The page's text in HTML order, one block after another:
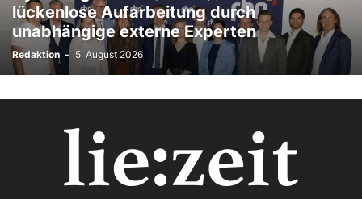
TODESFÄLLE TOURISMUS UMFRAGE
ÜSERE WORZLA - HISTORISCHES VEREINE VERKEHR
WIRTSCHAFTS:ZEIT
lückenlose Aufarbeitung durch
unabhängige externe Experten
Redaktion - 5. August 2026